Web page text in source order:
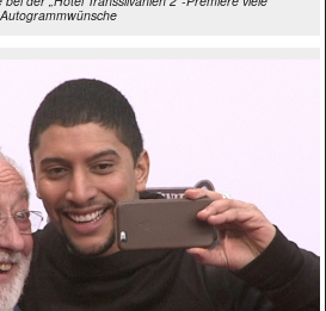
Autogrammwünsche